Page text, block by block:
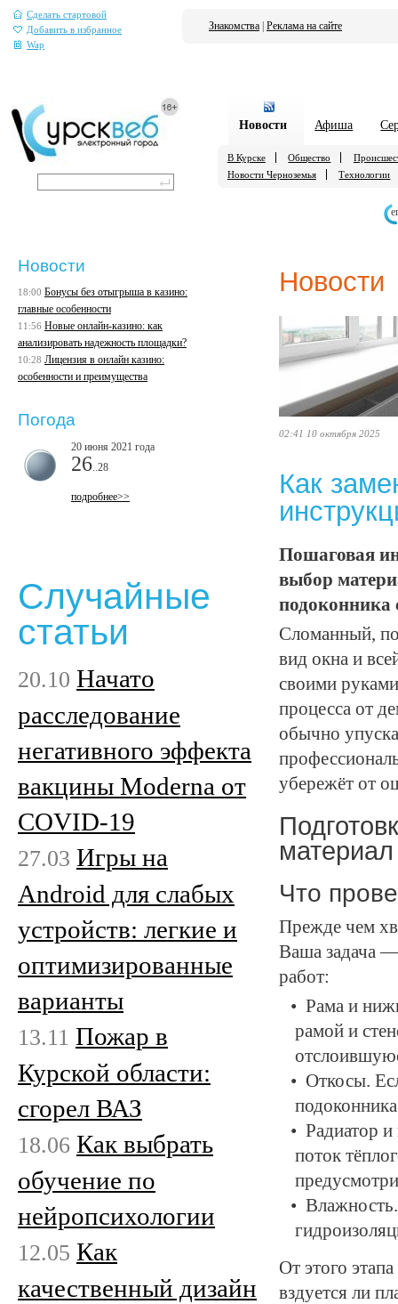
Сделать стартовой
Добавить в избранное
Wap
Знакомства Реклама на сайте
Новости Афиша
В Курске Общество
Новости Черноземья
Технологии
Новости
02:41 10 октября 2025
Как
Пошаговая
выбор
подоконника
Сломанный,
вид окна и
своими
процесса от
обычно
убережёт от
Что
Прежде чем
Ваша задача —
работ:
Рама и
рамой и
Откосы.
Радиатор
поток
От этого
вздуется ли
Новости
18:00 Бонусы без отыгрыша в казино:
главные особенности
11:56 Новые онлайн-казино: как
анализировать надежность площадки?
10:28 Лицензия в онлайн казино:
особенности и преимущества
Погода
20 июня 2021 года
26 ..28
подробнее>>
Случайные
статьи
20.10 Начато
расследование
негативного эффекта
вакцины Moderna от
COVID-19
27.03 Игры на
Android для слабых
устройств: легкие и
оптимизированные
варианты
13.11 Пожар в
Курской области:
сгорел ВАЗ
18.06 Как выбрать
обучение по
нейропсихологии
12.05 Как
качественный дизайн